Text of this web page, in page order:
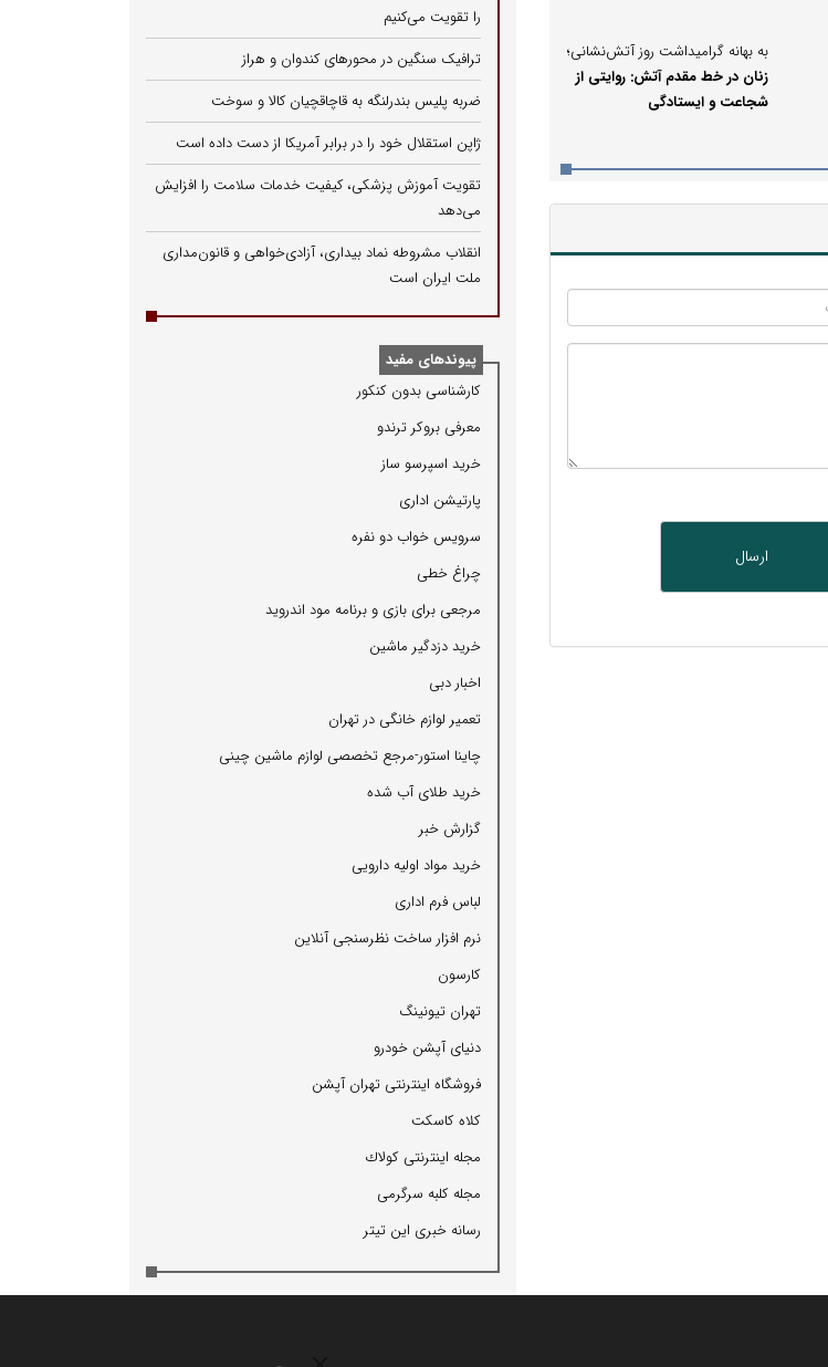
به بهانه گرامیداشت روز آتش‌نشانی؛
زنان در خط مقدم آتش: روایتی از
شجاعت و ایستادگی
را تقویت می‌کنیم
ترافیک سنگین در محورهای کندوان و هراز
ضربه پلیس بندرلنگه به قاچاقچیان کالا و سوخت
ژاپن استقلال خود را در برابر آمریکا از دست داده است
تقویت آموزش پزشکی، کیفیت خدمات سلامت را افزایش
می‌دهد
انقلاب مشروطه نماد بیداری، آزادی‌خواهی و قانون‌مداری
ملت ایران است
پیوندهای مفید
كارشناسی بدون كنكور
معرفی بروكر ترندو
خرید اسپرسو ساز
پارتیشن اداری
سرویس خواب دو نفره
چراغ خطی
مرجعی برای بازی و برنامه مود اندروید
خرید دزدگیر ماشین
اخبار دبی
تعمیر لوازم خانگی در تهران
چاینا استور-مرجع تخصصی لوازم ماشین چینی
خرید طلای آب شده
گزارش خبر
خرید مواد اولیه دارویی
لباس فرم اداری
نرم افزار ساخت نظرسنجی آنلاین
كارسون
تهران تیونینگ
دنیای آپشن خودرو
فروشگاه اینترنتی تهران آپشن
كلاه كاسكت
مجله اینترنتی كولاك
مجله كلبه سرگرمی
رسانه خبری این تیتر